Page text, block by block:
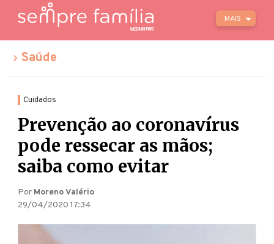
MAIS
Saúde
Cuidados
Prevenção ao coronavírus
pode ressecar as mãos;
saiba como evitar
Por Moreno Valério
29/04/2020 17:34